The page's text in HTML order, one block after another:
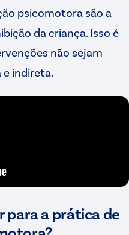
psicomotora são a
da criança. Isso é
não sejam
indireta.
para a prática de